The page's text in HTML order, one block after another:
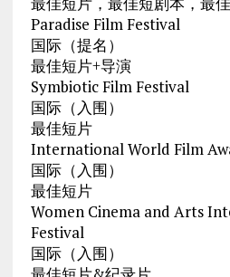
Paradise Film Festival
国际（提名）
最佳短片+导演
Symbiotic Film Festival
国际（入围）
最佳短片
International World Film
国际（入围）
最佳短片
Women Cinema and Arts
Festival
国际（入围）